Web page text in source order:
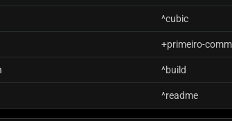
^cubic
+primeiro-
^build
^readme